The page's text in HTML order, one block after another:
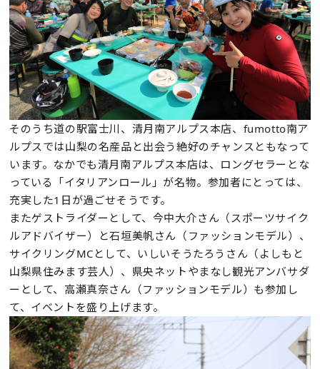
そのうち道の駅富士川、清月南アルプス本店、fumotto南ア
ルプスでは山梨の名産品と出会う絶好のチャンスともなって
います。なかでも清月南アルプス本店は、ロングセラーとな
っている「イタリアンロール」が名物。参加者にとっては、
充実した1日が過ごせそうです。
またゲストライダーとして、今中大介さん（スポーツサイク
ルアドバイザー）と石垣美帆さん（ファッションモデル）、
サイクリングMCとして、いしいそうたろうさん（よしもと
山梨県住みます芸人）、県央ネットやまなし観光アンバサダ
ーとして、高瀬真奈さん（ファッションモデル）も参加し
て、イベントを盛り上げます。